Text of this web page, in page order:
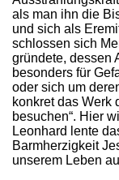
als man ihn die
und sich als
schlossen sich
gründete, dessen
besonders für
oder sich um
konkret das Werk
besuchen“. Hier
Leonhard lente
Barmherzigkeit
unserem Leben